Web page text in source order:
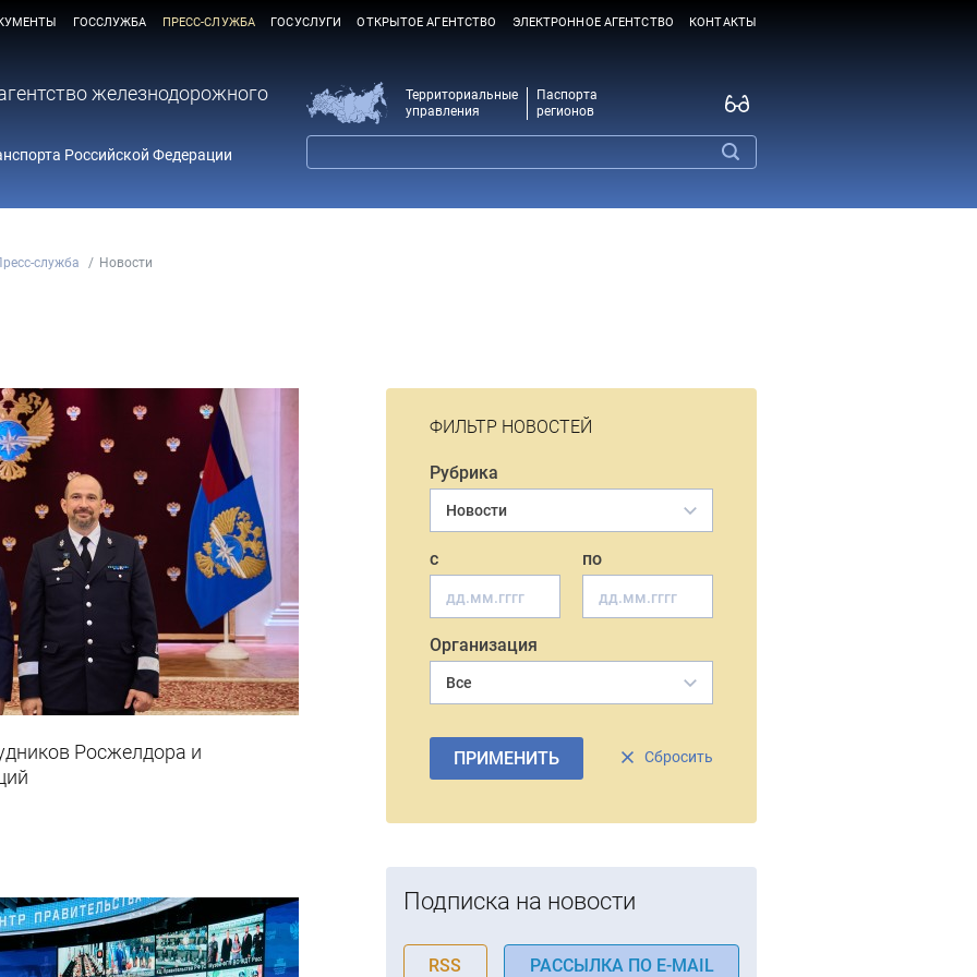
железнодорожного
Российской Федерации
Территориальные
управления
Паспорта
регионов
ГОССЛУЖБА ПРЕСС-СЛУЖБА ГОСУСЛУГИ ОТКРЫТОЕ АГЕНТСТВО ЭЛЕКТРОННОЕ АГЕНТСТВО КОНТАКТЫ
служба Новости
Росжелдора и
ФИЛЬТР НОВОСТЕЙ
Рубрика
Новости
с по
Организация
Все
ПРИМЕНИТЬ Сбросить
Подписка на новости
RSS РАССЫЛКА ПО E-MAIL